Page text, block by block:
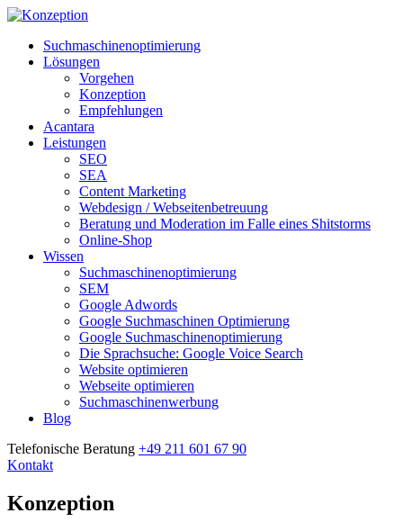
Suchmaschinenoptimierung
Lösungen
Vorgehen
Konzeption
Empfehlungen
Acantara
Leistungen
SEO
SEA
Content Marketing
Webdesign / Webseitenbetreuung
Beratung und Moderation im Falle eines Shitstorms
Online-Shop
Wissen
Suchmaschinenoptimierung
SEM
Google Adwords
Google Suchmaschinen Optimierung
Google Suchmaschinenoptimierung
Die Sprachsuche: Google Voice Search
Website optimieren
Webseite optimieren
Suchmaschinenwerbung
Blog
Telefonische Beratung +49 211 601 67 90
Kontakt
Konzeption